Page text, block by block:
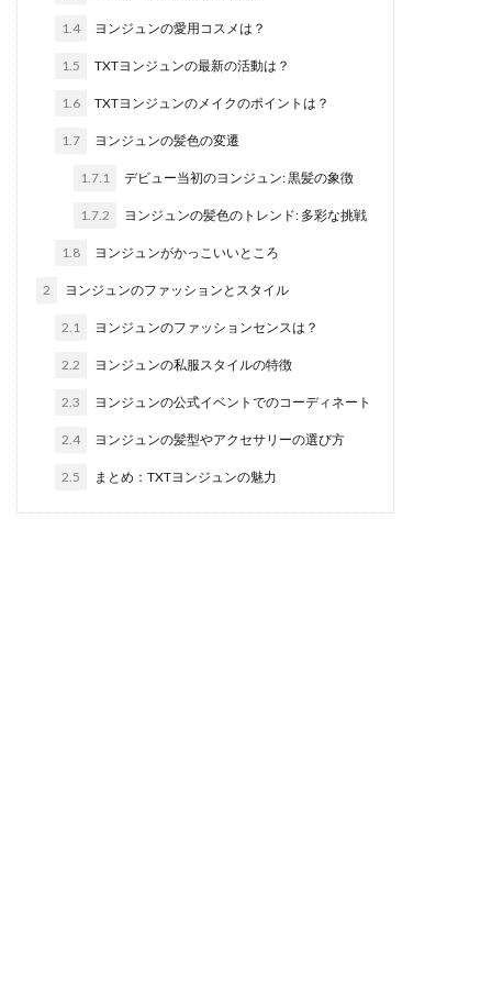
1.4 ヨンジュンの愛用コスメは？
1.5 TXTヨンジュンの最新の活動は？
1.6 TXTヨンジュンのメイクのポイントは？
1.7 ヨンジュンの髪色の変遷
1.7.1 デビュー当初のヨンジュン: 黒髪の象徴
1.7.2 ヨンジュンの髪色のトレンド: 多彩な挑戦
1.8 ヨンジュンがかっこいいところ
2 ヨンジュンのファッションとスタイル
2.1 ヨンジュンのファッションセンスは？
2.2 ヨンジュンの私服スタイルの特徴
2.3 ヨンジュンの公式イベントでのコーディネート
2.4 ヨンジュンの髪型やアクセサリーの選び方
2.5 まとめ：TXTヨンジュンの魅力